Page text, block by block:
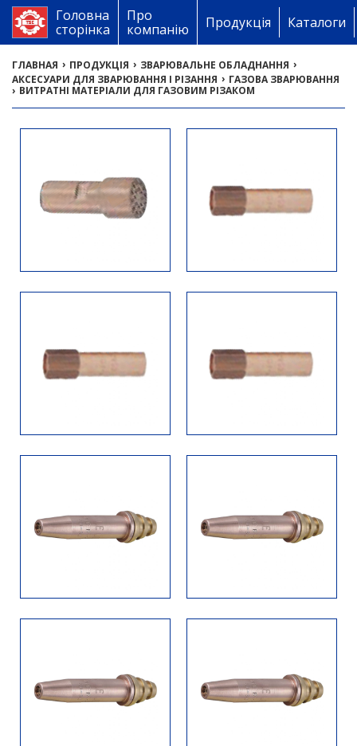
Головна
сторінка
Про
компанію
Продукція Каталоги
ГЛАВНАЯ › ПРОДУКЦІЯ › ЗВАРЮВАЛЬНЕ ОБЛАДНАННЯ ›
АКСЕСУАРИ ДЛЯ ЗВАРЮВАННЯ І РІЗАННЯ › ГАЗОВА ЗВАРЮВАННЯ
› ВИТРАТНІ МАТЕРІАЛИ ДЛЯ ГАЗОВИМ РІЗАКОМ